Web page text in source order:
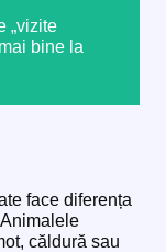
„vizite
bine la
face diferența
căldură sau